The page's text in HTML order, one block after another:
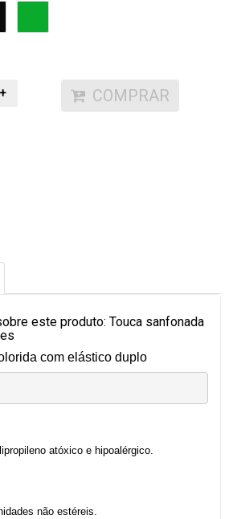
+ COMPRAR
este produto: Touca sanfonada
com elástico duplo
atóxico e hipoalérgico.
não estéreis.